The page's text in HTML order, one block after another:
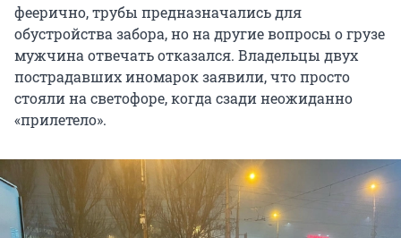
феерично, трубы предназначались для
обустройства забора, но на другие вопросы о грузе
мужчина отвечать отказался. Владельцы двух
пострадавших иномарок заявили, что просто
стояли на светофоре, когда сзади неожиданно
«прилетело».